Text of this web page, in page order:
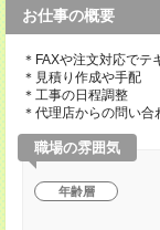
お仕事の概要
＊FAXや注文対応でテ
＊見積り作成や手配
＊工事の日程調整
＊代理店からの問い
職場の雰囲気
年齢層